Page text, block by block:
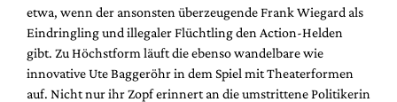
etwa, wenn der ansonsten überzeugende Frank Wiegard als
Eindringling und illegaler Flüchtling den Action-Helden
gibt. Zu Höchstform läuft die ebenso wandelbare wie
innovative Ute Baggeröhr in dem Spiel mit Theaterformen
auf. Nicht nur ihr Zopf erinnert an die umstrittene Politikerin